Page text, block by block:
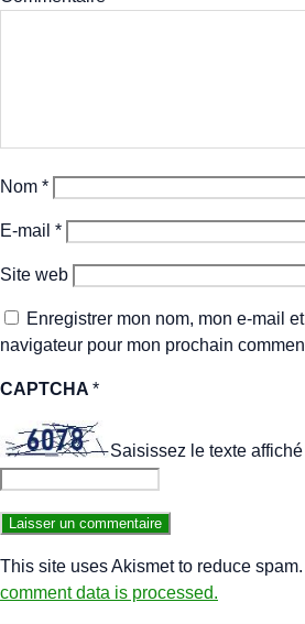
Nom *
E-mail *
Site web
Enregistrer mon nom, mon e-mail
navigateur pour mon prochain
CAPTCHA *
Saisissez le texte
This site uses Akismet to reduce spam.
comment data is processed.